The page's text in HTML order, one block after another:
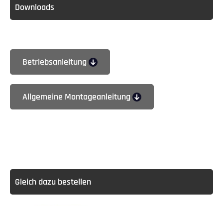
Downloads
Betriebsanleitung
Allgemeine Montageanleitung
Gleich dazu bestellen